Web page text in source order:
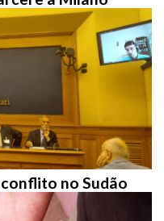
no Sudão